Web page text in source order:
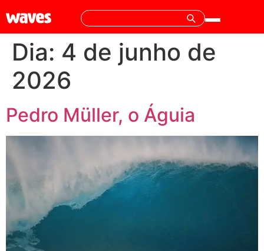
Dia: 4 de junho de
2026
Pedro Müller, o Águia